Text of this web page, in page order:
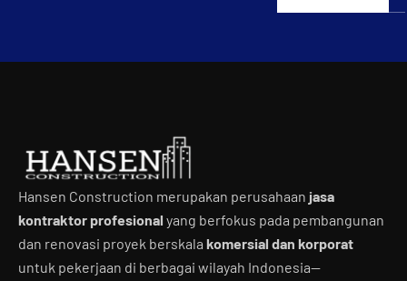
Hansen Construction merupakan perusahaan jasa
kontraktor profesional yang berfokus pada pembangunan
dan renovasi proyek berskala komersial dan korporat
untuk pekerjaan di berbagai wilayah Indonesia—